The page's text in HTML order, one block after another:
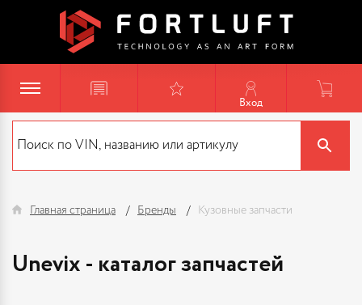
Вход
Главная страница Бренды Кузовные запчасти
Unevix - каталог запчастей